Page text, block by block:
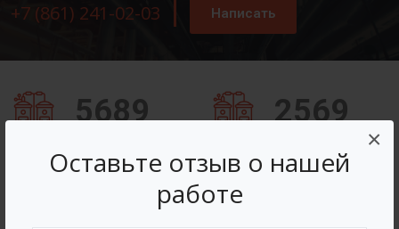
Оставьте отзыв о нашей
работе
×
+7 (861) 241-02-03 Написать
5689 2569